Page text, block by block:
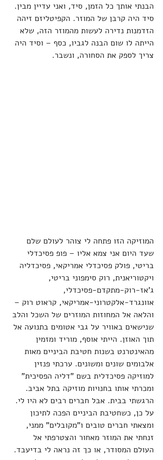
הבנתי אותך כל הזמן, סיד, ואני עדיין מבין.
סיד היה קרבן של המוזר. הקפיטליזם זיהה
הזדמנות נדירה לעשות מהמוזר הזה, שלא
הייתה לו שום הבנה לגביו, כסף – וסיד היה
צריך לספק את הסחורה, ונשבר.
המוזיקה הזו פתחה לי צוהר לעולם שלם
שעד היום אני צמא אליו – פופ פסיכדלי
בריטי, פולק פסיכדלי אמריקאי, פסיכדליה
ויקטוריאנית, רוק סימפוני בריטי,
ג'אז-רוק-מתקדם-פסיכדלי,
אוונגרד-אלקטרוני-אמריקאי, קראוט רוק –
והלאה אל המחוזות המוזרים של השכל והלב
שנישאים באוויר על גבי אטומים בתנועה אל
תוך האוזן. הייתי אוסף, מוריד ומזמין
מהאינטרנט בשנות חטיבת הביניים מאות
אלבומים שונים ומשונים. ערכתי פנזין
למוזיקה פסיכדלית בשם "דליה הפסיכית"
ומכרתי אותו בחנויות מוזיקה בתל אביב.
הרגשתי בבית. אבל חברים רבים לא היו לי.
על כן, כשחטיבת הביניים הפכה לתיכון
ומצאתי חברים טובים ו"מקובלים" ממני,
זנחתי את המוזר מאחור והצטרפתי אל
העולם המסודר, או כך זה נראה לי בדיעבד.